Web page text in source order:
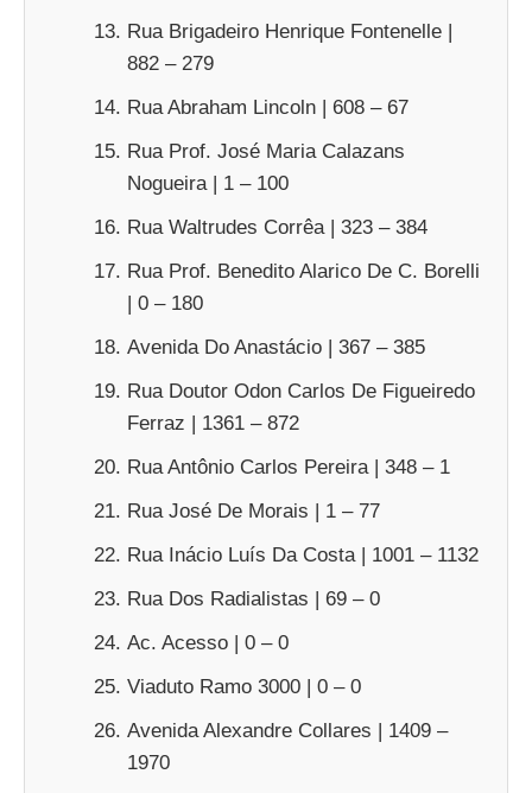
Rua Brigadeiro Henrique Fontenelle |
882 – 279
Rua Abraham Lincoln | 608 – 67
Rua Prof. José Maria Calazans
Nogueira | 1 – 100
Rua Waltrudes Corrêa | 323 – 384
Rua Prof. Benedito Alarico De C. Borelli
| 0 – 180
Avenida Do Anastácio | 367 – 385
Rua Doutor Odon Carlos De Figueiredo
Ferraz | 1361 – 872
Rua Antônio Carlos Pereira | 348 – 1
Rua José De Morais | 1 – 77
Rua Inácio Luís Da Costa | 1001 – 1132
Rua Dos Radialistas | 69 – 0
Ac. Acesso | 0 – 0
Viaduto Ramo 3000 | 0 – 0
Avenida Alexandre Collares | 1409 –
1970